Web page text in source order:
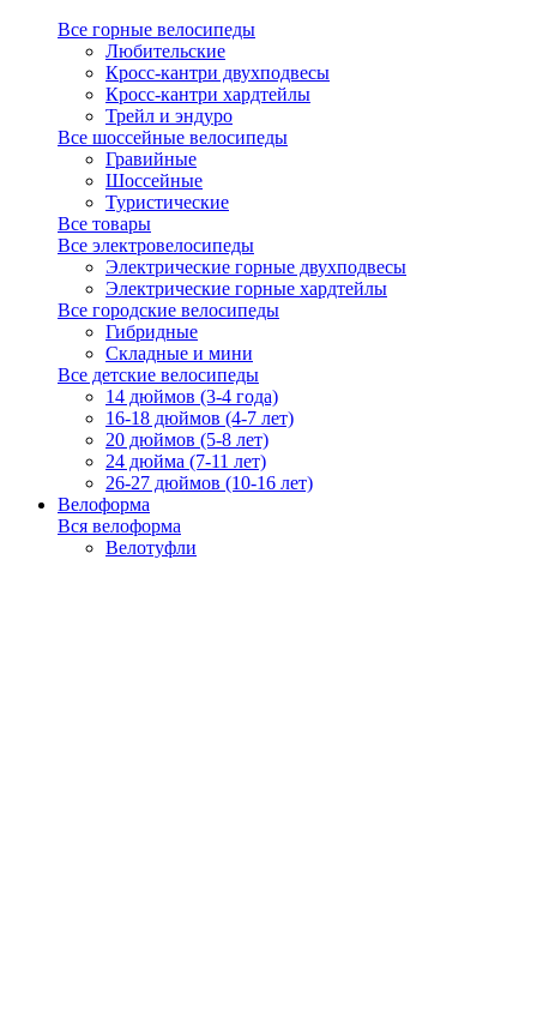
Все горные велосипеды
Любительские
Кросс-кантри двухподвесы
Кросс-кантри хардтейлы
Трейл и эндуро
Все шоссейные велосипеды
Гравийные
Шоссейные
Туристические
Все товары
Все электровелосипеды
Электрические горные двухподвесы
Электрические горные хардтейлы
Все городские велосипеды
Гибридные
Складные и мини
Все детские велосипеды
14 дюймов (3-4 года)
16-18 дюймов (4-7 лет)
20 дюймов (5-8 лет)
24 дюйма (7-11 лет)
26-27 дюймов (10-16 лет)
Велоформа
Вся велоформа
Велотуфли